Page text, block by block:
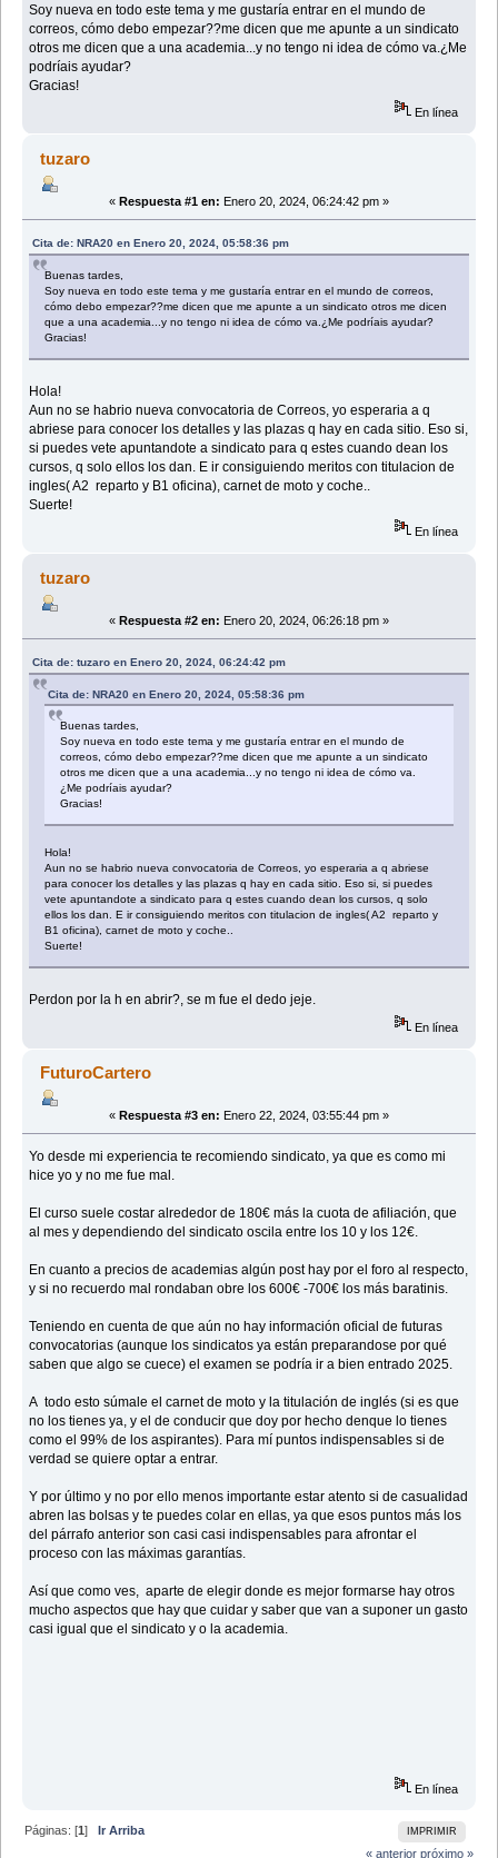
Soy nueva en todo este tema y me gustaría entrar en el mundo de
correos, cómo debo empezar??me dicen que me apunte a un sindicato
otros me dicen que a una academia...y no tengo ni idea de cómo va.¿Me
podríais ayudar?
Gracias!
En línea
tuzaro
« Respuesta #1 en: Enero 20, 2024, 06:24:42 pm »
Cita de: NRA20 en Enero 20, 2024, 05:58:36 pm
Buenas tardes,
Soy nueva en todo este tema y me gustaría entrar en el mundo de correos,
cómo debo empezar??me dicen que me apunte a un sindicato otros me dicen
que a una academia...y no tengo ni idea de cómo va.¿Me podríais ayudar?
Gracias!
Hola!
Aun no se habrio nueva convocatoria de Correos, yo esperaria a q
abriese para conocer los detalles y las plazas q hay en cada sitio. Eso si,
si puedes vete apuntandote a sindicato para q estes cuando dean los
cursos, q solo ellos los dan. E ir consiguiendo meritos con titulacion de
ingles( A2 reparto y B1 oficina), carnet de moto y coche..
Suerte!
En línea
tuzaro
« Respuesta #2 en: Enero 20, 2024, 06:26:18 pm »
Cita de: tuzaro en Enero 20, 2024, 06:24:42 pm
Cita de: NRA20 en Enero 20, 2024, 05:58:36 pm
Buenas tardes,
Soy nueva en todo este tema y me gustaría entrar en el mundo de
correos, cómo debo empezar??me dicen que me apunte a un sindicato
otros me dicen que a una academia...y no tengo ni idea de cómo va.
¿Me podríais ayudar?
Gracias!
Hola!
Aun no se habrio nueva convocatoria de Correos, yo esperaria a q abriese
para conocer los detalles y las plazas q hay en cada sitio. Eso si, si puedes
vete apuntandote a sindicato para q estes cuando dean los cursos, q solo
ellos los dan. E ir consiguiendo meritos con titulacion de ingles( A2 reparto y
B1 oficina), carnet de moto y coche..
Suerte!
Perdon por la h en abrir?, se m fue el dedo jeje.
En línea
FuturoCartero
« Respuesta #3 en: Enero 22, 2024, 03:55:44 pm »
Yo desde mi experiencia te recomiendo sindicato, ya que es como mi
hice yo y no me fue mal.
El curso suele costar alrededor de 180€ más la cuota de afiliación, que
al mes y dependiendo del sindicato oscila entre los 10 y los 12€.
En cuanto a precios de academias algún post hay por el foro al respecto,
y si no recuerdo mal rondaban obre los 600€ -700€ los más baratinis.
Teniendo en cuenta de que aún no hay información oficial de futuras
convocatorias (aunque los sindicatos ya están preparandose por qué
saben que algo se cuece) el examen se podría ir a bien entrado 2025.
A todo esto súmale el carnet de moto y la titulación de inglés (si es que
no los tienes ya, y el de conducir que doy por hecho denque lo tienes
como el 99% de los aspirantes). Para mí puntos indispensables si de
verdad se quiere optar a entrar.
Y por último y no por ello menos importante estar atento si de casualidad
abren las bolsas y te puedes colar en ellas, ya que esos puntos más los
del párrafo anterior son casi casi indispensables para afrontar el
proceso con las máximas garantías.
Así que como ves, aparte de elegir donde es mejor formarse hay otros
mucho aspectos que hay que cuidar y saber que van a suponer un gasto
casi igual que el sindicato y o la academia.
En línea
IMPRIMIR
Páginas: [1]Ir Arriba
« anterior próximo »